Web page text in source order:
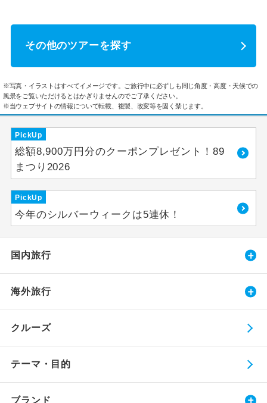
その他のツアーを探す
※写真・イラストはすべてイメージです。ご旅行中に必ずしも同じ角度・高度・天候での
風景をご覧いただけるとはかぎりませんのでご了承ください。
※当ウェブサイトの情報について転載、複製、改変等を固く禁じます。
PickUp
総額8,900万円分のクーポンプレゼント！89
まつり2026
PickUp
今年のシルバーウィークは5連休！
国内旅行
海外旅行
クルーズ
テーマ・目的
ブランド